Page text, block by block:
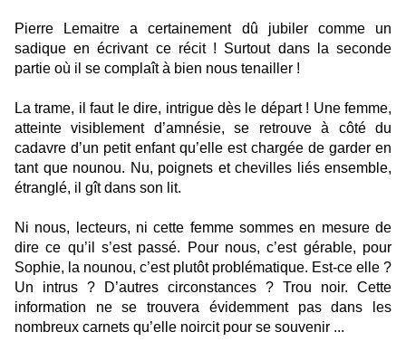
Pierre Lemaitre a certainement dû jubiler comme un
sadique en écrivant ce récit ! Surtout dans la seconde
partie où il se complaît à bien nous tenailler !
La trame, il faut le dire, intrigue dès le départ ! Une femme,
atteinte visiblement d’amnésie, se retrouve à côté du
cadavre d’un petit enfant qu’elle est chargée de garder en
tant que nounou. Nu, poignets et chevilles liés ensemble,
étranglé, il gît dans son lit.
Ni nous, lecteurs, ni cette femme sommes en mesure de
dire ce qu’il s’est passé. Pour nous, c’est gérable, pour
Sophie, la nounou, c’est plutôt problématique. Est-ce elle ?
Un intrus ? D’autres circonstances ? Trou noir. Cette
information ne se trouvera évidemment pas dans les
nombreux carnets qu’elle noircit pour se souvenir ...